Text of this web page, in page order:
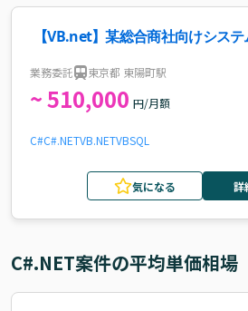
【VB.net】某総合商社向けシス
業務委託 東京都 東陽町駅
~ 510,000 円/月額
C#C#.NETVB.NETVBSQL
気になる 詳
C#.NET案件の平均単価相場